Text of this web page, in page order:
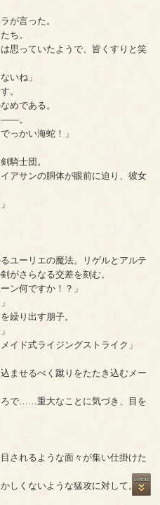
が言った。
ち。
思っていたようで、皆くすりと笑
いね」
。
めである。
――。
っかい海蛇！」
騎士団。
アサンの胴体が眼前に迫り、彼女
ユーリエの魔法。リゲルとアルテ
がさらなる交差を刻む。
ン何ですか！？」
繰り出す朋子。
イド式ライジングストライク」
ませるべく蹴りをたたき込むメー
で……重大なことに気づき、目を
されるような面々が集い仕掛けた
しくないような猛攻に対して。